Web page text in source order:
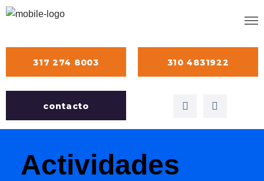
317 274 8003 310 4831922
contacto
Actividades